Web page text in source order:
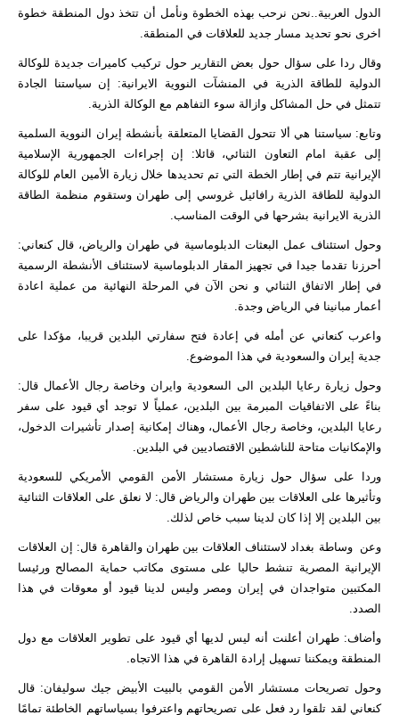
الدول العربية..نحن نرحب بهذه الخطوة ونأمل أن تتخذ دول المنطقة خطوة
اخرى نحو تحديد مسار جديد للعلاقات في المنطقة.
وقال ردا على سؤال حول بعض التقارير حول تركيب كاميرات جديدة للوكالة
الدولية للطاقة الذرية في المنشآت النووية الايرانية: إن سياستنا الجادة
تتمثل في حل المشاكل وازالة سوء التفاهم مع الوكالة الذرية.
وتابع: سياستنا هي ألا تتحول القضايا المتعلقة بأنشطة إيران النووية السلمية
إلی عقبة امام التعاون الثنائي، قائلا: إن إجراءات الجمهورية الإسلامية
الإيرانية تتم في إطار الخطة التي تم تحدیدها خلال زیارة الأمين العام للوكالة
الدولية للطاقة الذرية رافائیل غروسي إلی طهران وستقوم منظمة الطاقة
الذرية الايرانية بشرحها في الوقت المناسب.
وحول استئناف عمل البعثات الدبلوماسية في طهران والرياض، قال كنعاني:
أحرزنا تقدما جيدا في تجهيز المقار الدبلوماسية لاستئناف الأنشطة الرسمية
في إطار الاتفاق الثنائي و نحن الآن في المرحلة النهائية من عملیة اعادة
أعمار مبانينا في الرياض وجدة.
واعرب كنعاني عن أمله في إعادة فتح سفارتي البلدين قريبا، مؤكدا على
جدية إيران والسعودية في هذا الموضوع.
وحول زيارة رعايا البلدين الى السعودية وايران وخاصة رجال الأعمال قال:
بناءً على الاتفاقيات المبرمة بين البلدين، عملياً لا توجد أي قيود على سفر
رعايا البلدين، وخاصة رجال الأعمال، وهناك إمكانية إصدار تأشيرات الدخول،
والإمکانیات متاحة للناشطين الاقتصاديين في البلدين.
وردا على سؤال حول زيارة مستشار الأمن القومي الأمريكي للسعودية
وتأثيرها على العلاقات بين طهران والرياض قال: لا نعلق على العلاقات الثنائية
بين البلدين إلا إذا كان لدينا سبب خاص لذلك.
وعن وساطة بغداد لاستئناف العلاقات بين طهران والقاهرة قال: إن العلاقات
الإيرانية المصرية تنشط حاليا على مستوى مكاتب حماية المصالح ورئيسا
المكتبين متواجدان في إيران ومصر وليس لدينا قيود أو معوقات في هذا
الصدد.
وأضاف: طهران أعلنت أنه ليس لديها أي قيود على تطوير العلاقات مع دول
المنطقة ويمكننا تسهيل إرادة القاهرة في هذا الاتجاه.
وحول تصريحات مستشار الأمن القومي بالبيت الأبيض جيك سوليفان: قال
کنعاني لقد تلقوا رد فعل على تصریحاتهم واعترفوا بسياساتهم الخاطئة تمامًا